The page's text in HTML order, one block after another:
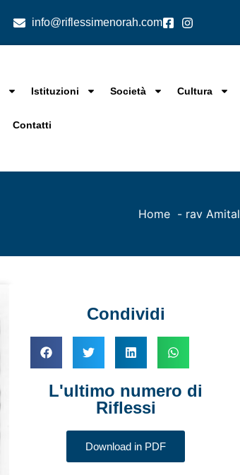
info@riflessimenorah.com
Istituzioni Società Cultura
Contatti
Home rav Amital
Condividi
L'ultimo numero di
Riflessi
Download in PDF